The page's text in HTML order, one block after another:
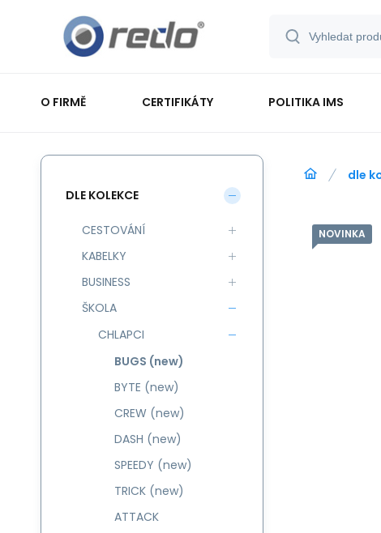
O FIRMĚ CERTIFIKÁTY POLITIKA IMS
dle
NOVINKA
DLE KOLEKCE
CESTOVÁNÍ
KABELKY
BUSINESS
ŠKOLA
CHLAPCI
BUGS (new)
BYTE (new)
CREW (new)
DASH (new)
SPEEDY (new)
TRICK (new)
ATTACK